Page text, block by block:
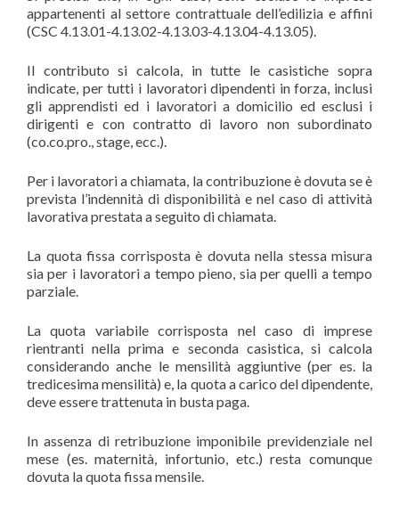
appartenenti al settore contrattuale dell’edilizia e affini
(CSC 4.13.01-4.13.02-4.13.03-4.13.04-4.13.05).
Il contributo si calcola, in tutte le casistiche sopra
indicate, per tutti i lavoratori dipendenti in forza, inclusi
gli apprendisti ed i lavoratori a domicilio ed esclusi i
dirigenti e con contratto di lavoro non subordinato
(co.co.pro., stage, ecc.).
Per i lavoratori a chiamata, la contribuzione è dovuta se è
prevista l’indennità di disponibilità e nel caso di attività
lavorativa prestata a seguito di chiamata.
La quota fissa corrisposta è dovuta nella stessa misura
sia per i lavoratori a tempo pieno, sia per quelli a tempo
parziale.
La quota variabile corrisposta nel caso di imprese
rientranti nella prima e seconda casistica, si calcola
considerando anche le mensilità aggiuntive (per es. la
tredicesima mensilità) e, la quota a carico del dipendente,
deve essere trattenuta in busta paga.
In assenza di retribuzione imponibile previdenziale nel
mese (es. maternità, infortunio, etc.) resta comunque
dovuta la quota fissa mensile.